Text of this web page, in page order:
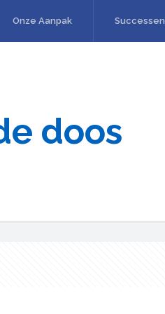
Onze Aanpak Successen
doos